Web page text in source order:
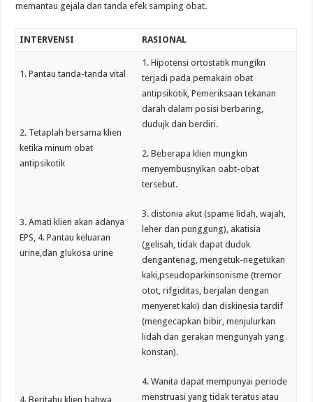
memantau gejala dan tanda efek samping obat.
INTERVENSI RASIONAL
1. Pantau tanda-tanda vital
2. Tetaplah bersama klien
ketika minum obat
antipsikotik
3. Amati klien akan adanya
EPS, 4. Pantau keluaran
urine,dan glukosa urine
4. Beritahu klien bahwa
1. Hipotensi ortostatik mungikn
terjadi pada pemakain obat
antipsikotik, Pemeriksaan tekanan
darah dalam posisi berbaring,
dudujk dan berdiri.
2. Beberapa klien mungkin
menyembusnyikan oabt-obat
tersebut.
3. distonia akut (spame lidah, wajah,
leher dan punggung), akatisia
(gelisah, tidak dapat duduk
dengantenag, mengetuk-negetukan
kaki,pseudoparkinsonisme (tremor
otot, rifgiditas, berjalan dengan
menyeret kaki) dan diskinesia tardif
(mengecapkan bibir, menjulurkan
lidah dan gerakan mengunyah yang
konstan).
4. Wanita dapat mempunyai periode
menstruasi yang tidak teratus atau